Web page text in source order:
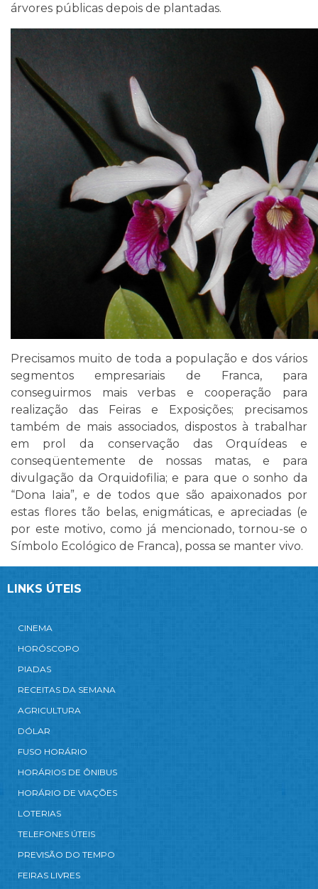
árvores públicas depois de plantadas.
Precisamos muito de toda a população e dos vários
segmentos empresariais de Franca, para
conseguirmos mais verbas e cooperação para
realização das Feiras e Exposições; precisamos
também de mais associados, dispostos à trabalhar
em prol da conservação das Orquídeas e
conseqüentemente de nossas matas, e para
divulgação da Orquidofilia; e para que o sonho da
“Dona Iaia”, e de todos que são apaixonados por
estas flores tão belas, enigmáticas, e apreciadas (e
por este motivo, como já mencionado, tornou-se o
Símbolo Ecológico de Franca), possa se manter vivo.
LINKS ÚTEIS
CINEMA
HORÓSCOPO
PIADAS
RECEITAS DA SEMANA
AGRICULTURA
DÓLAR
FUSO HORÁRIO
HORÁRIOS DE ÔNIBUS
HORÁRIO DE VIAÇÕES
LOTERIAS
TELEFONES ÚTEIS
PREVISÃO DO TEMPO
FEIRAS LIVRES